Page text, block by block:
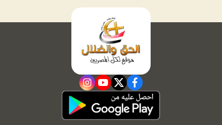
facebook
twitter
youtube
instagram